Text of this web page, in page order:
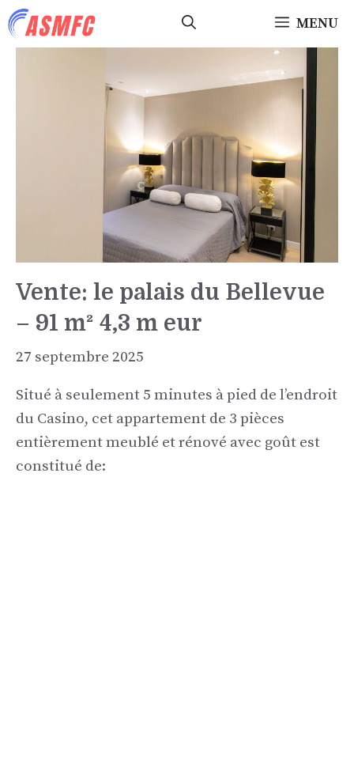
Aller
au
MENU
Vente: le palais du Bellevue
– 91 m² 4,3 m eur
27 septembre 2025
Situé à seulement 5 minutes à pied de l’endroit
du Casino, cet appartement de 3 pièces
entièrement meublé et rénové avec goût est
constitué de: